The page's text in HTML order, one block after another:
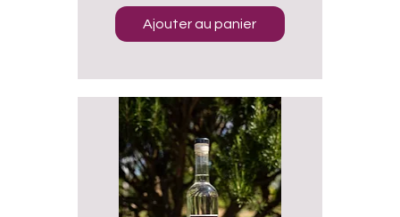
Ajouter au panier